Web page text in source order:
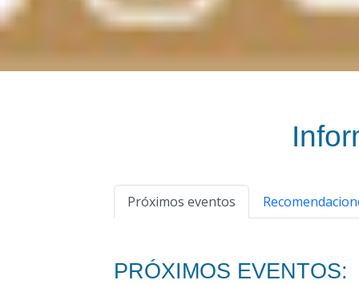
Próximos eventos
PRÓXIMOS EVENTOS: